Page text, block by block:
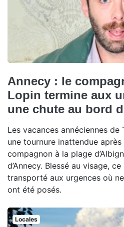
Annecy : le
Lopin termine aux
une chute au bord
Les vacances annéciennes
une tournure inattendue
compagnon à la plage
d’Annecy. Blessé au visage,
transporté aux urgences où
ont été posés.
Locales